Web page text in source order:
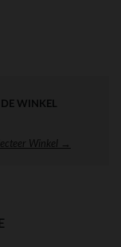
WINKEL
Winkel →